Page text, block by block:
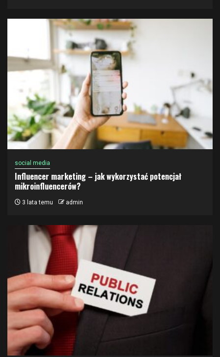
social media
Influencer marketing – jak wykorzystać potencjał
mikroinfluencerów?
3 lata temu admin